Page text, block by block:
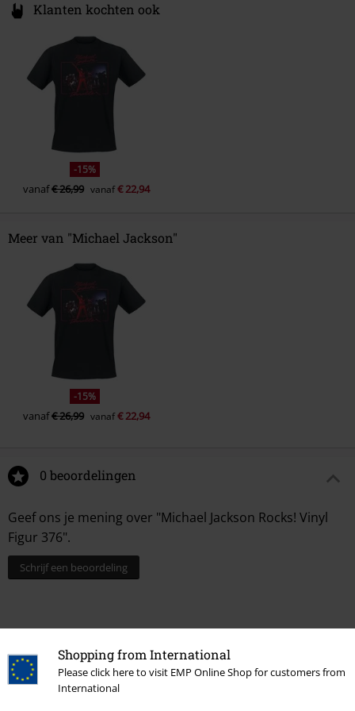
Shopping from International
Please click here to visit EMP Online Shop for customers from
International
Klanten kochten ook
-15%
vanaf€ 26,99 vanaf€ 22,94
Meer van "Michael Jackson"
-15%
vanaf€ 26,99 vanaf€ 22,94
0 beoordelingen
Geef ons je mening over "Michael Jackson Rocks! Vinyl
Figur 376".
Schrijf een beoordeling